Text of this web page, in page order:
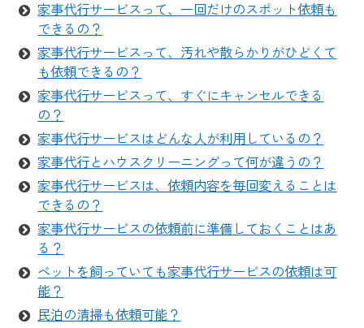
家事代行サービスって、一回だけのスポット依頼も
できるの？
家事代行サービスって、汚れや散らかりがひどくて
も依頼できるの？
家事代行サービスって、すぐにキャンセルできる
の？
家事代行サービスはどんな人が利用しているの？
家事代行とハウスクリーニングって何が違うの？
家事代行サービスは、依頼内容を毎回変えることは
できるの？
家事代行サービスの依頼前に準備しておくことはあ
る？
ペットを飼っていても家事代行サービスの依頼は可
能？
民泊の清掃も依頼可能？